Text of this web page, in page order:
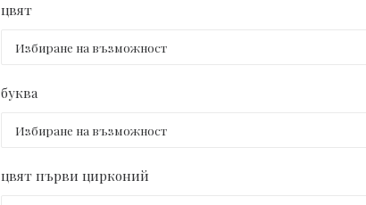
цвят
буква
цвят първи цирконий